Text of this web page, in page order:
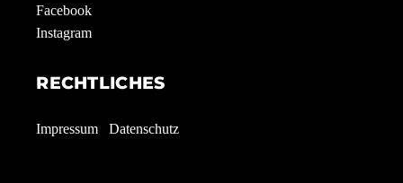
Facebook
Instagram
RECHTLICHES
Impressum Datenschutz